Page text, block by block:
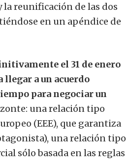
reunificación de las dos
en un apéndice de
el 31 de enero
llegar a un acuerdo
para negociar un
una relación tipo
(EEE), que garantiza
una relación tipo
sólo basada en las reglas